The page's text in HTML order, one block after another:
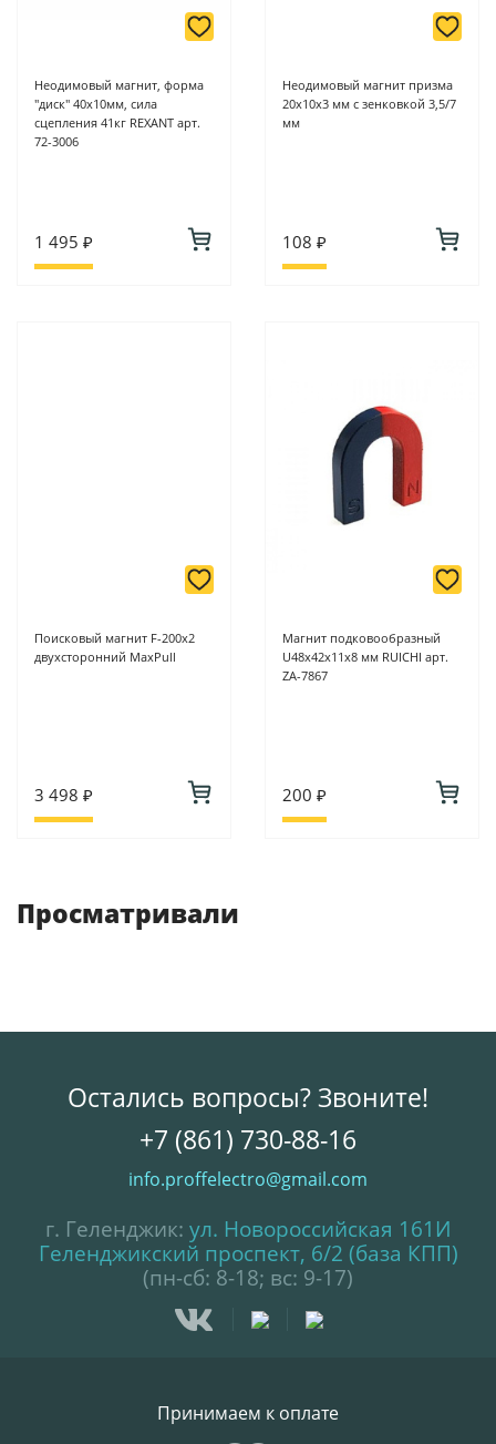
Неодимовый магнит, форма
"диск" 40х10мм, сила
сцепления 41кг REXANT арт.
72-3006
1 495 ₽
Неодимовый магнит призма
20х10х3 мм с зенковкой 3,5/7
мм
108 ₽
Поисковый магнит F-200х2
двухсторонний MaxPull
3 498 ₽
Магнит подковообразный
U48х42х11х8 мм RUICHI арт.
ZA-7867
200 ₽
Просматривали
Остались вопросы? Звоните!
+7 (861) 730-88-16
info.proffelectro@gmail.com
г. Геленджик: ул. Новороссийская 161И
Геленджикский проспект, 6/2 (база КПП)
(пн-сб: 8-18; вс: 9-17)
Принимаем к оплате